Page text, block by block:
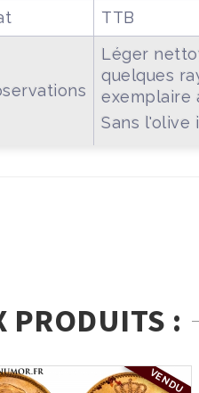
TTB
Léger
quelques
exemplaire
Sans l'olive
PRODUITS :
VENDU